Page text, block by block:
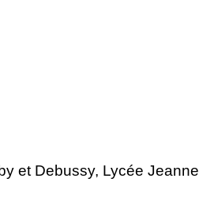
et Debussy, Lycée Jeanne